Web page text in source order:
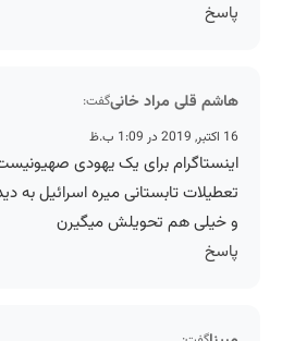
پاسخ
هاشم قلی مراد خانیگفت:
16 اکتبر, 2019 در 1:09 ب.ظ
اینستاگرام برای یک یهودی
تعطیلات تابستانی میره اسرائیل به
و خیلی هم تحویلش میگیرن
پاسخ